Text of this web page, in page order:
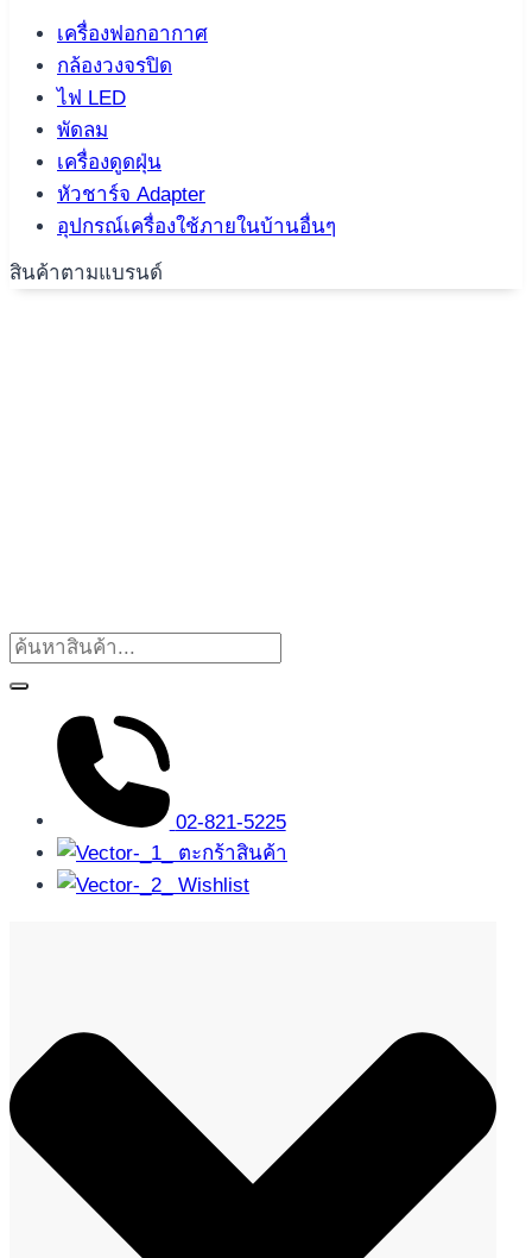
เครื่องฟอกอากาศ
กล้องวงจรปิด
ไฟ LED
พัดลม
เครื่องดูดฝุ่น
หัวชาร์จ Adapter
อุปกรณ์เครื่องใช้ภายในบ้านอื่นๆ
สินค้าตามแบรนด์
02-821-5225
ตะกร้าสินค้า
Wishlist